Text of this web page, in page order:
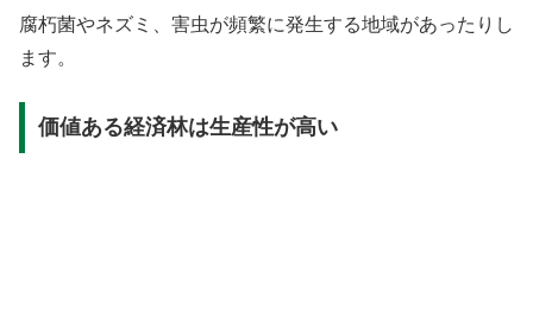
腐朽菌やネズミ、害虫が頻繁に発生する地域があったりし
ます。
価値ある経済林は生産性が高い